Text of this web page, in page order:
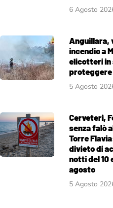
6 Agosto
Anguillara,
incendio a
elicotteri in
proteggere
5 Agosto
Cerveteri,
senza falò
Torre
divieto di
notti del 10
agosto
5 Agosto